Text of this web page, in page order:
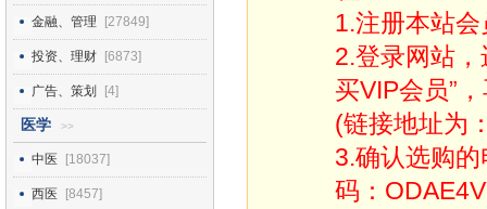
金融、管理 [27849]
投资、理财 [6873]
广告、策划 [4]
医学 >>
中医 [18037]
西医 [8457]
1.注册本站会
2.登录网站，
买VIP会员”
(链接地址为
3.确认选购
码：